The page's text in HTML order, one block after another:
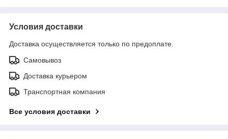
Условия доставки
Доставка осуществляется только по предоплате.
Самовывоз
Доставка курьером
Транспортная компания
Все условия доставки